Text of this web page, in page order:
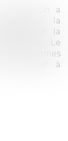
circulation a
la
et la
Le
les sommes
légal à